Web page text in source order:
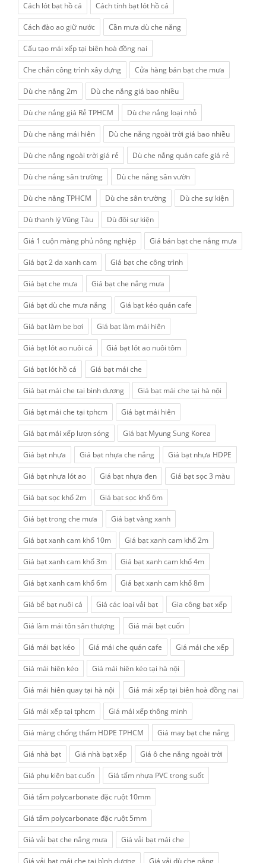
Cách lót bạt hồ cá Cách tính bạt lót hồ cá
Cách đào ao giữ nước Cần mưa dù che nắng
Cấu tạo mái xếp tại biên hoà đồng nai
Che chắn công trình xây dựng Cửa hàng bán bạt che mưa
Dù che nắng 2m Dù che nắng giá bao nhiều
Dù che nắng giá Rẻ TPHCM Dù che nắng loại nhỏ
Dù che nắng mái hiên Dù che nắng ngoài trời giá bao nhiều
Dù che nắng ngoài trời giá rẻ Dù che nắng quán cafe giá rẻ
Dù che nắng sân trường Dù che nắng sân vườn
Dù che nắng TPHCM Dù che sân trường Dù che sự kiện
Dù thanh lý Vũng Tàu Dù đôi sự kiện
Giá 1 cuộn màng phủ nông nghiệp Giá bán bạt che nắng mưa
Giá bạt 2 da xanh cam Giá bạt che công trình
Giá bạt che mưa Giá bạt che nắng mưa
Giá bạt dù che mưa nắng Giá bạt kéo quán cafe
Giá bạt làm be bơi Giá bạt làm mái hiên
Giá bạt lót ao nuôi cá Giá bạt lót ao nuôi tôm
Giá bạt lót hồ cá Giá bạt mái che
Giá bạt mái che tại bình dương Giá bạt mái che tại hà nội
Giá bạt mái che tại tphcm Giá bạt mái hiên
Giá bạt mái xếp lượn sóng Giá bạt Myung Sung Korea
Giá bạt nhựa Giá bạt nhựa che nắng Giá bạt nhựa HDPE
Giá bạt nhựa lót ao Giá bạt nhựa đen Giá bạt sọc 3 màu
Giá bạt sọc khổ 2m Giá bạt sọc khổ 6m
Giá bạt trong che mưa Giá bạt vàng xanh
Giá bạt xanh cam khổ 10m Giá bạt xanh cam khổ 2m
Giá bạt xanh cam khổ 3m Giá bạt xanh cam khổ 4m
Giá bạt xanh cam khổ 6m Giá bạt xanh cam khổ 8m
Giá bể bạt nuôi cá Giá các loại vải bạt Gia công bạt xếp
Giá làm mái tôn sân thượng Giá mái bạt cuốn
Giá mái bạt kéo Giá mái che quán cafe Giá mái che xếp
Giá mái hiên kéo Giá mái hiên kéo tại hà nội
Giá mái hiên quay tại hà nội Giá mái xếp tại biên hoà đồng nai
Giá mái xếp tại tphcm Giá mái xếp thông minh
Giá màng chống thấm HDPE TPHCM Giá may bạt che nắng
Giá nhà bạt Giá nhà bạt xếp Giá ô che nắng ngoài trời
Giá phụ kiện bạt cuốn Giá tấm nhựa PVC trong suốt
Giá tấm polycarbonate đặc ruột 10mm
Giá tấm polycarbonate đặc ruột 5mm
Giá vải bạt che nắng mưa Giá vải bạt mái che
Giá vải bạt mái che tại bình dương Giá vải dù che nắng